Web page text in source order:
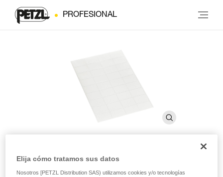
PROFESIONAL
Etiquetas autoadhesivas
Elija cómo tratamos sus datos
Nosotros [PETZL Distribution SAS) utilizamos cookies y/o tecnologías